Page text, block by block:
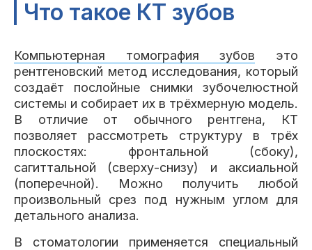
Что такое КТ зубов
Компьютерная томография зубов это
рентгеновский метод исследования, который
создаёт послойные снимки зубочелюстной
системы и собирает их в трёхмерную модель.
В отличие от обычного рентгена, КТ
позволяет рассмотреть структуру в трёх
плоскостях: фронтальной (сбоку),
сагиттальной (сверху-снизу) и аксиальной
(поперечной). Можно получить любой
произвольный срез под нужным углом для
детального анализа.
В стоматологии применяется специальный